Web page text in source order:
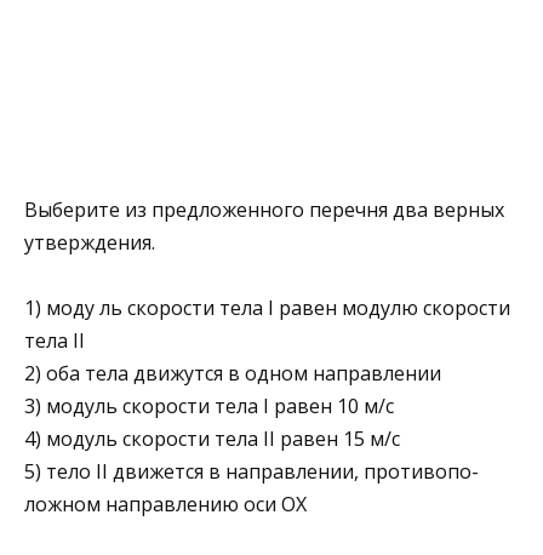
Выберите из предложенного перечня два верных
утверждения.
1) моду ль скорости тела I равен модулю скорости
тела II
2) оба тела движутся в одном направлении
3) модуль скорости тела I равен 10 м/с
4) модуль скорости тела II равен 15 м/с
5) тело II движется в направлении, противопо­
ложном направлению оси ОХ